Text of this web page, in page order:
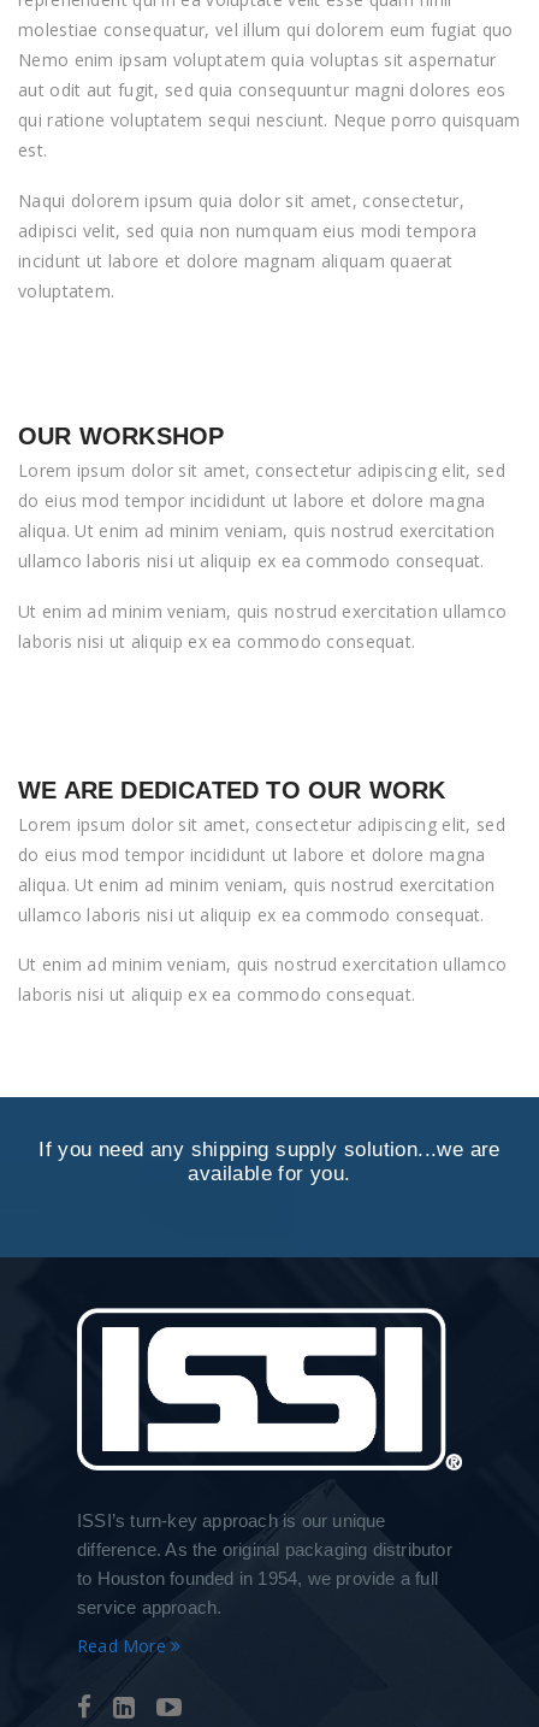
molestiae consequatur, vel illum qui dolorem eum fugiat quo
Nemo enim ipsam voluptatem quia voluptas sit aspernatur
aut odit aut fugit, sed quia consequuntur magni dolores eos
qui ratione voluptatem sequi nesciunt. Neque porro quisquam
est.
Naqui dolorem ipsum quia dolor sit amet, consectetur,
adipisci velit, sed quia non numquam eius modi tempora
incidunt ut labore et dolore magnam aliquam quaerat
voluptatem.
OUR WORKSHOP
Lorem ipsum dolor sit amet, consectetur adipiscing elit, sed
do eius mod tempor incididunt ut labore et dolore magna
aliqua. Ut enim ad minim veniam, quis nostrud exercitation
ullamco laboris nisi ut aliquip ex ea commodo consequat.
Ut enim ad minim veniam, quis nostrud exercitation ullamco
laboris nisi ut aliquip ex ea commodo consequat.
WE ARE DEDICATED TO OUR WORK
Lorem ipsum dolor sit amet, consectetur adipiscing elit, sed
do eius mod tempor incididunt ut labore et dolore magna
aliqua. Ut enim ad minim veniam, quis nostrud exercitation
ullamco laboris nisi ut aliquip ex ea commodo consequat.
Ut enim ad minim veniam, quis nostrud exercitation ullamco
laboris nisi ut aliquip ex ea commodo consequat.
If you need any shipping supply solution...we are
available for you.
ISSI’s turn-key approach is our unique
difference. As the original packaging distributor
to Houston founded in 1954, we provide a full
service approach.
Read More